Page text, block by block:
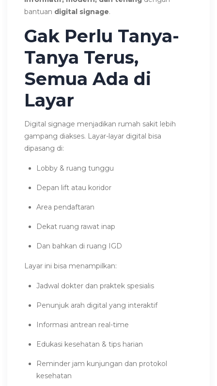
bantuan digital signage.
Gak Perlu Tanya-
Tanya Terus,
Semua Ada di
Layar
Digital signage menjadikan rumah sakit lebih
gampang diakses. Layar-layar digital bisa
dipasang di:
Lobby & ruang tunggu
Depan lift atau koridor
Area pendaftaran
Dekat ruang rawat inap
Dan bahkan di ruang IGD
Layar ini bisa menampilkan:
Jadwal dokter dan praktek spesialis
Penunjuk arah digital yang interaktif
Informasi antrean real-time
Edukasi kesehatan & tips harian
Reminder jam kunjungan dan protokol
kesehatan